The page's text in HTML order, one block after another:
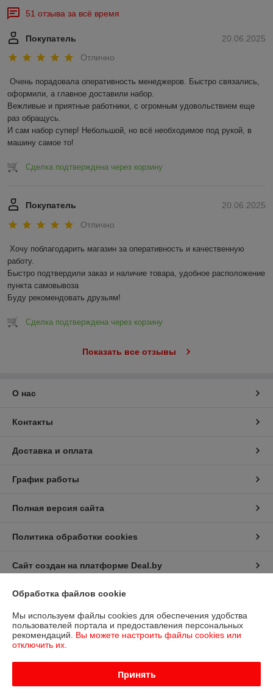
51 отзыва за всё время
20.06.2025
Покупатель
Отлично
Очень порадовала оперативность менеджеров. Быстро связались,
оформили, а главное доставили набор.
Вежливые и приятные работники, с огромным удовольствием еще
раз обращусь.
И сам набор супер! Небольшой, но всё необходимое под рукой, в
машину самое то!
Сделка подтверждена через корзину
20.06.2025
Покупатель
Отлично
Хочу поблагодарить магазин за оперативность и качественную
работу.
Быстро подтвердили заказ и наличие товара, удобное расположение
пункта самовывоза
Буду рекомендовать друзьям!
Сделка подтверждена через корзину
Показать все отзывы
О нас
Контакты
Доставка и оплата
График работы
Полная версия сайта
Политика обработки cookies
Сайт создан на платформе Deal.by
Юридическое лицо:Общество с ограниченной ответственностью
РБ, 220138, г. Минск, ул. Стариновская 14А
Обработка файлов cookie
Мы используем файлы cookies для обеспечения удобства
пользователей портала и предоставления персональных
рекомендаций. Вы можете настроить файлы cookies или
отключить их.
Принять